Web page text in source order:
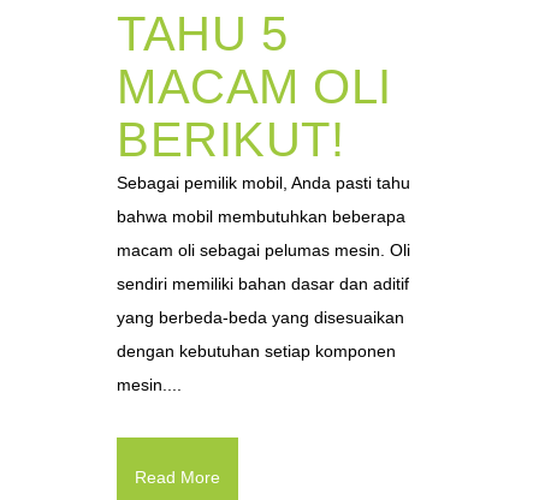
TAHU 5
MACAM OLI
BERIKUT!
Sebagai pemilik mobil, Anda pasti tahu
bahwa mobil membutuhkan beberapa
macam oli sebagai pelumas mesin. Oli
sendiri memiliki bahan dasar dan aditif
yang berbeda-beda yang disesuaikan
dengan kebutuhan setiap komponen
mesin....
Read More